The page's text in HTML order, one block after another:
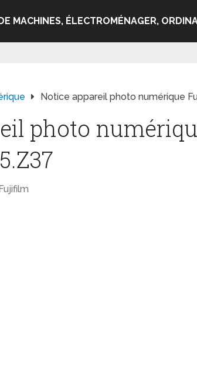
MACHINES, ÉLECTROMÉNAGER,
Notice appareil photo numérique
photo